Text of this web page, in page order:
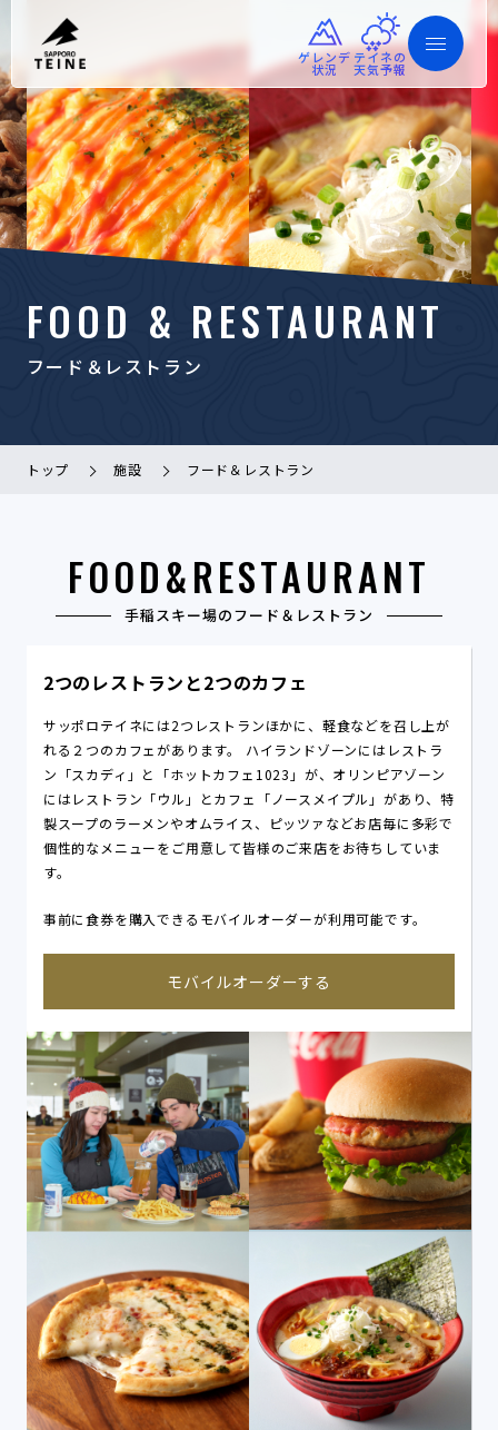
ゲレンデ
状況
テイネの
天気予報
FOOD & RESTAURANT
フード＆レストラン
トップ 施設 フード＆レストラン
FOOD&RESTAURANT
手稲スキー場のフード＆レストラン
2つのレストランと2つのカフェ
サッポロテイネには2つレストランほかに、軽食などを召し上が
れる２つのカフェがあります。 ハイランドゾーンにはレストラ
ン「スカディ」と「ホットカフェ1023」が、オリンピアゾーン
にはレストラン「ウル」とカフェ「ノースメイプル」があり、特
製スープのラーメンやオムライス、ピッツァなどお店毎に多彩で
個性的なメニューをご用意して皆様のご来店をお待ちしていま
す。
事前に食券を購入できるモバイルオーダーが利用可能です。
モバイルオーダーする